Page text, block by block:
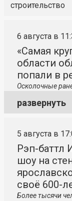
строительство
6 августа в
«Самая
области
попали в
Осколочные
развернуть
5 августа в
Рэп-баттл
шоу на
своё 600-
Более тысячи